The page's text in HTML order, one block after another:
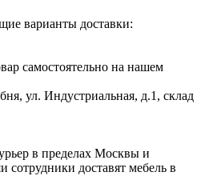
варианты доставки:
самостоятельно на нашем
ул. Индустриальная, д.1, склад
в пределах Москвы и
доставят мебель в